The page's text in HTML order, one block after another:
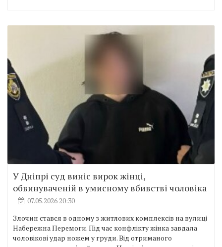
У Дніпрі суд виніс вирок жінці,
обвинуваченій в умисному вбивстві чоловіка
07.05.2026 20:30
Злочин стався в одному з житлових комплексів на вулиці
Набережна Перемоги. Під час конфлікту жінка завдала
чоловікові удар ножем у груди. Від отриманого